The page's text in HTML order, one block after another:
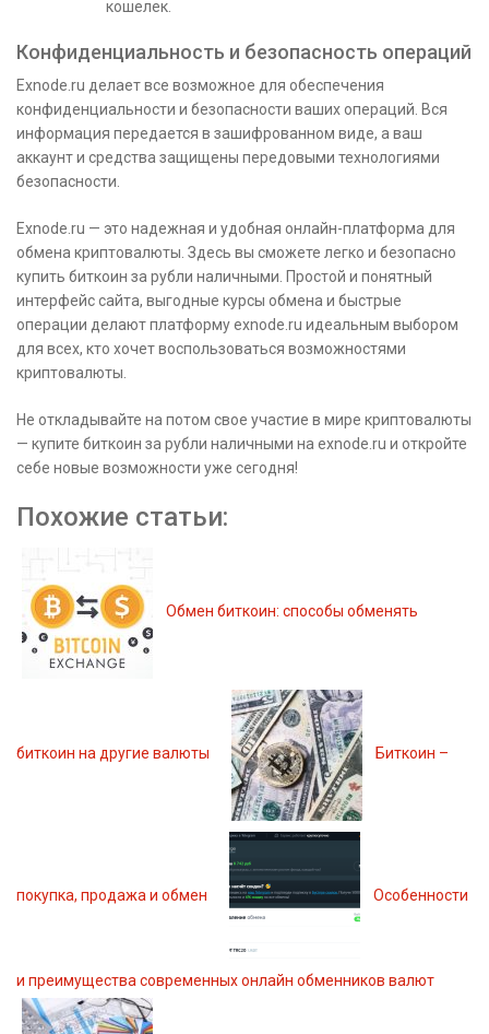
кошелек.
Конфиденциальность и безопасность операций
Exnode.ru делает все возможное для обеспечения
конфиденциальности и безопасности ваших операций. Вся
информация передается в зашифрованном виде, а ваш
аккаунт и средства защищены передовыми технологиями
безопасности.
Exnode.ru — это надежная и удобная онлайн-платформа для
обмена криптовалюты. Здесь вы сможете легко и безопасно
купить биткоин за рубли наличными. Простой и понятный
интерфейс сайта, выгодные курсы обмена и быстрые
операции делают платформу exnode.ru идеальным выбором
для всех, кто хочет воспользоваться возможностями
криптовалюты.
Не откладывайте на потом свое участие в мире криптовалюты
— купите биткоин за рубли наличными на exnode.ru и откройте
себе новые возможности уже сегодня!
Похожие статьи:
Обмен биткоин: способы обменять
биткоин на другие валюты Биткоин –
покупка, продажа и обмен Особенности
и преимущества современных онлайн обменников валют